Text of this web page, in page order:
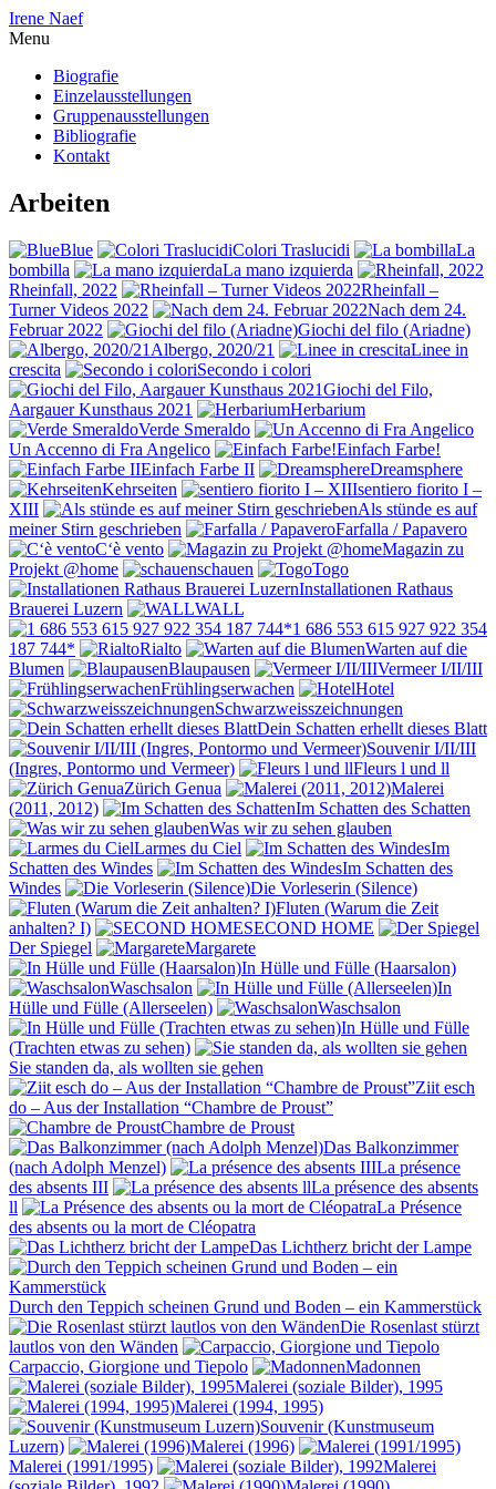
Irene Naef
Menu
Biografie
Einzelausstellungen
Gruppenausstellungen
Bibliografie
Kontakt
Arbeiten
Blue Colori Traslucidi
La
bombilla
La mano izquierda
Rheinfall, 2022
Rheinfall –
Turner Videos 2022
Nach dem 24.
Februar 2022
Giochi del filo (Ariadne)
Albergo, 2020/21
Linee in
crescita
Secondo i colori
Giochi del Filo,
Aargauer Kunsthaus 2021
Herbarium
Verde Smeraldo
Un Accenno di Fra Angelico
Einfach Farbe!
Einfach Farbe II
Dreamsphere
Kehrseiten
sentiero fiorito I –
XIII
Als stünde es auf
meiner Stirn geschrieben
Farfalla / Papavero
C‘è vento
Magazin zu
Projekt @home
schauen
Togo
Installationen Rathaus
Brauerei Luzern
WALL
1 686 553 615 927 922 354
187 744*
Rialto
Warten auf die
Blumen
Blaupausen
Vermeer I/II/III
Frühlingserwachen
Hotel
Schwarzweisszeichnungen
Dein Schatten erhellt dieses Blatt
Souvenir I/II/III
(Ingres, Pontormo und Vermeer)
Fleurs l und ll
Zürich Genua
Malerei
(2011, 2012)
Im Schatten des Schatten
Was wir zu sehen glauben
Larmes du Ciel
Im
Schatten des Windes
Im Schatten des
Windes
Die Vorleserin (Silence)
Fluten (Warum die Zeit
anhalten? I)
SECOND HOME
Der Spiegel
Margarete
In Hülle und Fülle (Haarsalon)
Waschsalon
In
Hülle und Fülle (Allerseelen)
Waschsalon
In Hülle und Fülle
(Trachten etwas zu sehen)
Sie standen da, als wollten sie gehen
Ziit esch
do – Aus der Installation “Chambre de Proust”
Chambre de Proust
Das Balkonzimmer
(nach Adolph Menzel)
La présence
des absents III
La présence des absents
ll
La Présence
des absents ou la mort de Cléopatra
Das Lichtherz bricht der Lampe
Durch den Teppich scheinen Grund und Boden – ein Kammerstück
Die Rosenlast stürzt
lautlos von den Wänden
Carpaccio, Giorgione und Tiepolo
Madonnen
Malerei (soziale Bilder), 1995
Malerei (1994, 1995)
Souvenir (Kunstmuseum
Luzern)
Malerei (1996)
Malerei (1991/1995)
Malerei